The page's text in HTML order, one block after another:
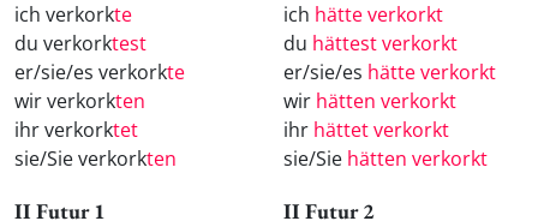
ich verkorkte
du verkorktest
er/sie/es verkorkte
wir verkorkten
ihr verkorktet
sie/Sie verkorkten
ich hätte verkorkt
du hättest verkorkt
er/sie/es hätte verkorkt
wir hätten verkorkt
ihr hättet verkorkt
sie/Sie hätten verkorkt
II Futur 1 II Futur 2